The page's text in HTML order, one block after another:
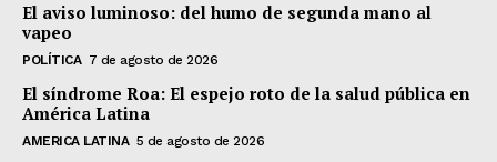
El aviso luminoso: del humo de segunda mano al
vapeo
POLÍTICA 7 de agosto de 2026
El síndrome Roa: El espejo roto de la salud pública en
América Latina
AMERICA LATINA 5 de agosto de 2026